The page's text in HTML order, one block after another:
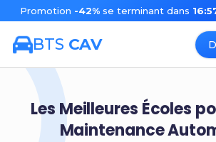
Promotion -42% se terminant dans
BTS CAV
Les Meilleures Écoles
Maintenance